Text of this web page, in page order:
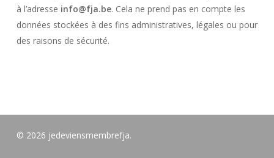
à l’adresse info@fja.be. Cela ne prend pas en compte les
données stockées à des fins administratives, légales ou pour
des raisons de sécurité.
© 2026 jedeviensmembrefja.